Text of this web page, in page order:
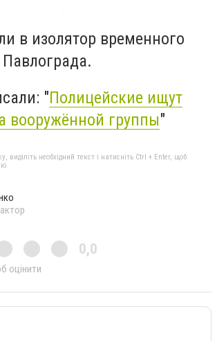
в изолятор временного
"Полицейские ищут
вооружённой группы"
необхідний текст і натисніть Ctrl + Enter, щоб
0,0
оцінити